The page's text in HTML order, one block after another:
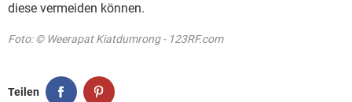
diese vermeiden können.
Foto: © Weerapat Kiatdumrong - 123RF.com
Teilen